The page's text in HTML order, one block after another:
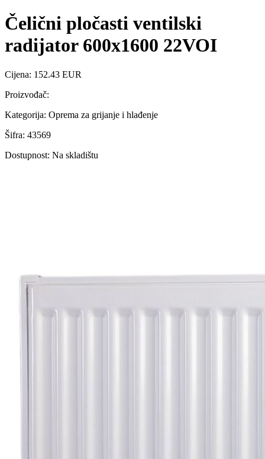
Čelični pločasti ventilski
radijator 600x1600 22VOI
Cijena: 152.43 EUR
Proizvođač:
Kategorija: Oprema za grijanje i hlađenje
Šifra: 43569
Dostupnost: Na skladištu